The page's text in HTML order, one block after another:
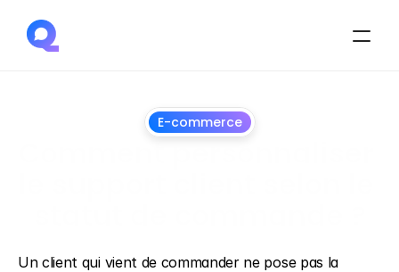
E-commerce
Un client qui vient de commander ne pose pas la